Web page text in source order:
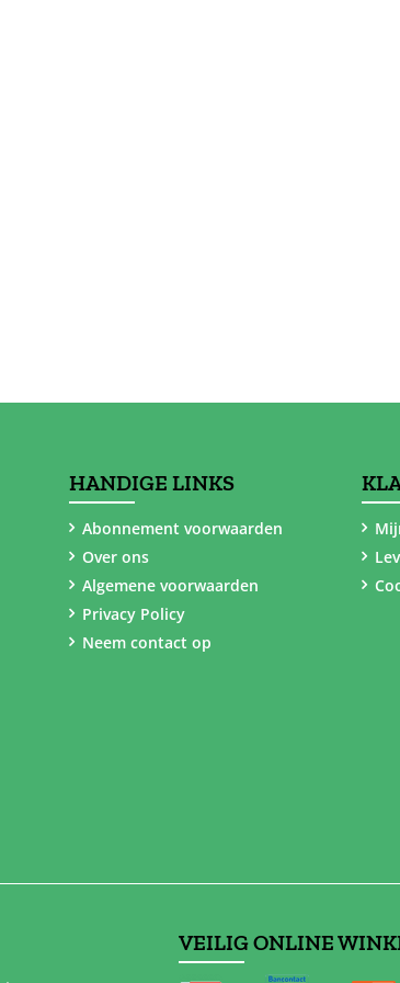
HANDIGE LINKS
Abonnement voorwaarden
Over ons
Algemene voorwaarden
Privacy Policy
Neem contact op
VEILIG ONLINE